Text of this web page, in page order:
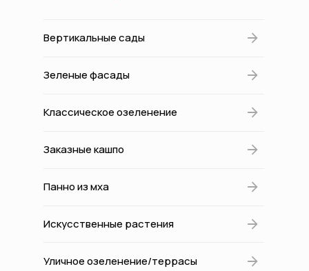
Вертикальные сады
Зеленые фасады
Классическое озеленение
Заказные кашпо
Панно из мха
Искусственные растения
Уличное озеленение/террасы